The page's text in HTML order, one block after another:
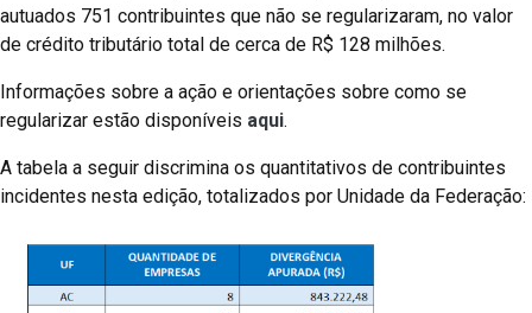
autuados 751 contribuintes que não se regularizaram, no valor
de crédito tributário total de cerca de R$ 128 milhões.
Informações sobre a ação e orientações sobre como se
regularizar estão disponíveis aqui.
A tabela a seguir discrimina os quantitativos de contribuintes
incidentes nesta edição, totalizados por Unidade da Federação: